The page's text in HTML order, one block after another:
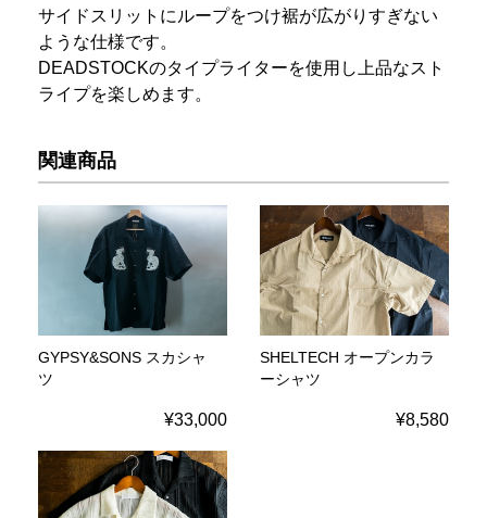
サイドスリットにループをつけ裾が広がりすぎない
ような仕様です。
DEADSTOCKのタイプライターを使用し上品なスト
ライプを楽しめます。
関連商品
GYPSY&SONS スカシャ
ツ
¥33,000
SHELTECH オープンカラ
ーシャツ
¥8,580